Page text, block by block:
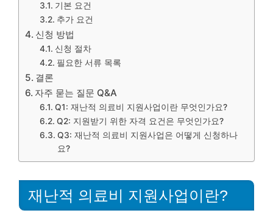
기본 요건
추가 요건
신청 방법
신청 절차
필요한 서류 목록
결론
자주 묻는 질문 Q&A
Q1: 재난적 의료비 지원사업이란 무엇인가요?
Q2: 지원받기 위한 자격 요건은 무엇인가요?
Q3: 재난적 의료비 지원사업은 어떻게 신청하나
요?
재난적 의료비 지원사업이란?